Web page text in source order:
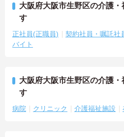
大阪府大阪市生野区の介護
す
正社員(正職員) 契約社員・嘱託社
バイト
大阪府大阪市生野区の介護
す
病院 クリニック 介護福祉施設